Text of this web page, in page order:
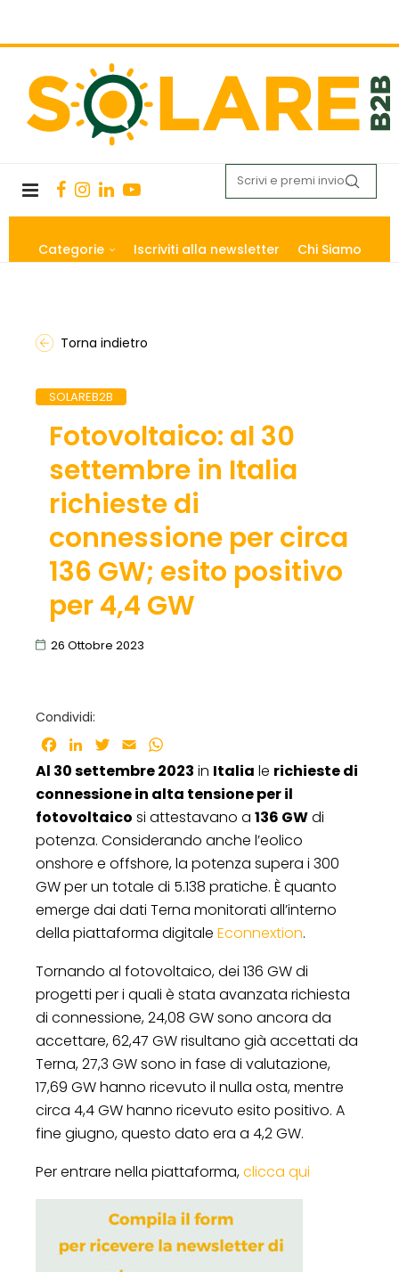
Categorie Iscriviti alla newsletter Chi Siamo
Torna indietro
SOLAREB2B
Fotovoltaico: al 30
settembre in Italia
richieste di
connessione per circa
136 GW; esito positivo
per 4,4 GW
26 Ottobre 2023
Condividi:
Facebook
LinkedInTwitter
Email
Al 30 settembre 2023 in Italia le richieste di
connessione in alta tensione per il
fotovoltaico si attestavano a 136 GWdi
potenza. Considerando anche l’eolico
onshore e offshore, la potenza supera i 300
GW per un totale di 5.138 pratiche. È quanto
emerge dai dati Terna monitorati all’interno
della piattaforma digitale Econnextion.
Tornando al fotovoltaico, dei 136 GW di
progetti per i quali è stata avanzata richiesta
di connessione, 24,08 GW sono ancora da
accettare, 62,47 GW risultano già accettati da
Terna, 27,3 GW sono in fase di valutazione,
17,69 GW hanno ricevuto il nulla osta, mentre
circa 4,4 GW hanno ricevuto esito positivo. A
fine giugno, questo dato era a 4,2 GW.
Per entrare nella piattaforma,clicca qui